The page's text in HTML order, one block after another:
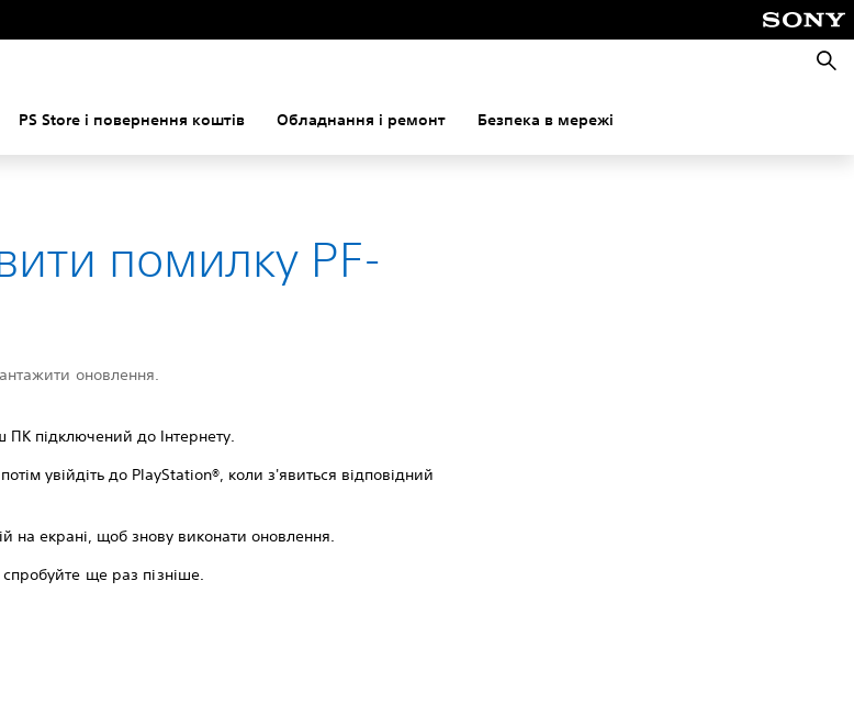
PS Store і повернення коштів Обладнання і ремонт Безпека в мережі
помилку PF-
оновлення.
підключений до Інтернету.
увійдіть до PlayStation®, коли з'явиться відповідний
на екрані, щоб знову виконати оновлення.
ще раз пізніше.